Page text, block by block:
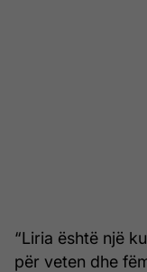
“Liria është një
për veten dhe